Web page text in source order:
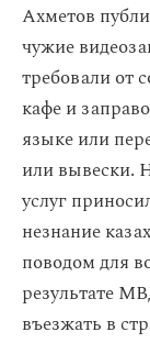
Ахметов
чужие
требовали от
кафе и
языке или
или вывески.
услуг
незнание
поводом для
результате
въезжать в